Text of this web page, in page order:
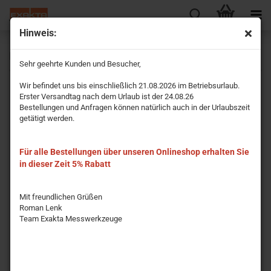
Hinweis:
Sehr geehrte Kunden und Besucher,
Wir befindet uns bis einschließlich 21.08.2026 im Betriebsurlaub.
Erster Versandtag nach dem Urlaub ist der 24.08.26
Bestellungen und Anfragen können natürlich auch in der Urlaubszeit
getätigt werden.
Für alle Bestellungen über unseren Onlineshop erhalten Sie
in dieser Zeit 5% Rabatt
Mit freundlichen Grüßen
Roman Lenk
Team Exakta Messwerkzeuge